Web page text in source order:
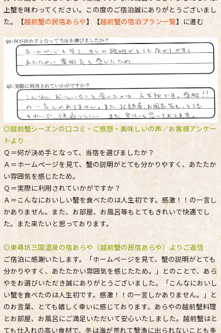
上蟹を味わってください。この度のご宿泊誠にありがとうございまし
た。【越前蟹の民宿あらや】【越前蟹の宿泊プラン一覧】に進む
◎越前蟹シーズンの口コミ・ご感想・美味しいの声／お客様アンケー
トより
Ｑ＝何が決め手となって、当宿を選びましたか？
Ａ＝ホームページを見て、蟹の説明がとても分かりやすく、あたたか
い雰囲気を感じたため。
Ｑ＝実際に利用されていかがですか？
Ａ＝こんなにおいしい蟹を食べたのは人生初です。感激！！の一言し
かありません。また、お部屋、お風呂等もとてもきれいで快適でし
た。また来たいと思っております。
◎東尋坊三国温泉の宿あらや（越前蟹の民宿あらや）よりご返信
ご宿泊に感謝いたします。「ホームページを見て、蟹の説明がとても
分かりやすく、あたたかい雰囲気を感じたため。」とのことで、あら
やをお選びいただき誠にありがとうございました。「こんなにおいし
い蟹を食べたのは人生初です。感激！！の一言しかありません。」と
のお言葉、とても嬉しく幸いに感じております。あらやの越前蟹料理
とお部屋、お風呂にご満足いただいて安心いたしました。越前蟹はと
ても仕入れの高い食材で、冬は海が荒れて蟹漁に出られないことも多